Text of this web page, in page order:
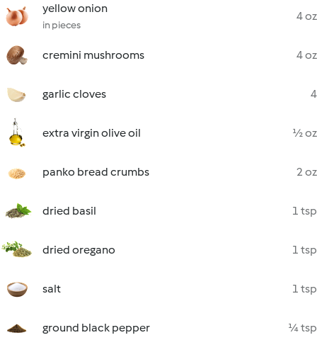
yellow onion
in pieces
4 oz
cremini mushrooms 4 oz
garlic cloves 4
extra virgin olive oil ½ oz
panko bread crumbs 2 oz
dried basil 1 tsp
dried oregano 1 tsp
salt 1 tsp
ground black pepper ¼ tsp